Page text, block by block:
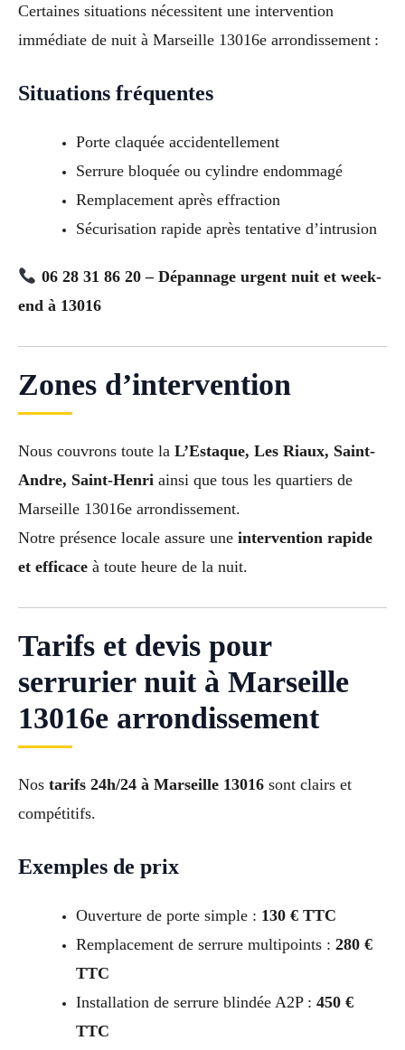
Certaines situations nécessitent une intervention
immédiate de nuit à Marseille 13016e arrondissement :
Situations fréquentes
Porte claquée accidentellement
Serrure bloquée ou cylindre endommagé
Remplacement après effraction
Sécurisation rapide après tentative d’intrusion
06 28 31 86 20 – Dépannage urgent nuit et week-
end à 13016
Zones d’intervention
Nous couvrons toute la L’Estaque, Les Riaux, Saint-
Andre, Saint-Henri ainsi que tous les quartiers de
Marseille 13016e arrondissement.
Notre présence locale assure une intervention rapide
et efficace à toute heure de la nuit.
Tarifs et devis pour
serrurier nuit à Marseille
13016e arrondissement
Nos tarifs 24h/24 à Marseille 13016 sont clairs et
compétitifs.
Exemples de prix
Ouverture de porte simple : 130 € TTC
Remplacement de serrure multipoints : 280 €
TTC
Installation de serrure blindée A2P : 450 €
TTC